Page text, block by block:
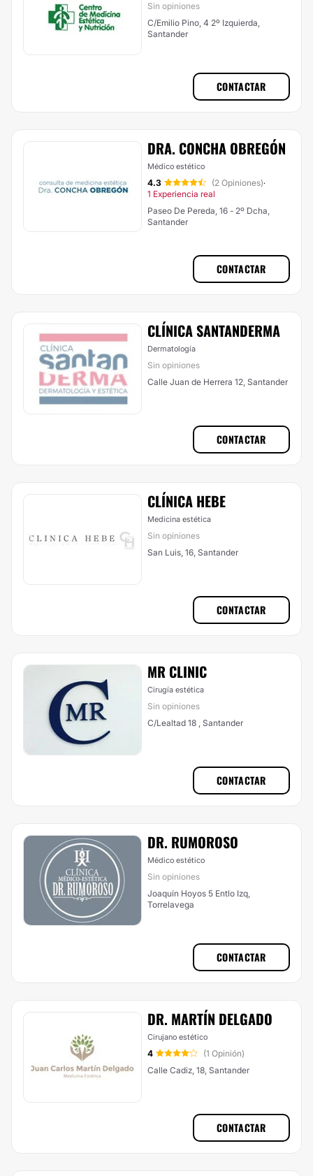
Sin opiniones
C/Emilio Pino, 4 2º Izquierda,
Santander
CONTACTAR
DRA. CONCHA OBREGÓN
Médico estético
4.3 (2 Opiniones)·
1 Experiencia real
Paseo De Pereda, 16 - 2º Dcha,
Santander
CONTACTAR
CLÍNICA SANTANDERMA
Dermatología
Sin opiniones
Calle Juan de Herrera 12, Santander
CONTACTAR
CLÍNICA HEBE
Medicina estética
Sin opiniones
San Luis, 16, Santander
CONTACTAR
MR CLINIC
Cirugía estética
Sin opiniones
C/Lealtad 18 , Santander
CONTACTAR
DR. RUMOROSO
Médico estético
Sin opiniones
Joaquín Hoyos 5 Entlo Izq,
Torrelavega
CONTACTAR
DR. MARTÍN DELGADO
Cirujano estético
4
(1 Opinión)
Calle Cadiz, 18, Santander
CONTACTAR